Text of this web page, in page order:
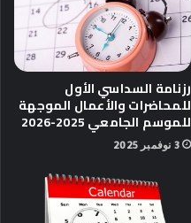
رزنامة السداسي الأول
للمحاضرات والأعمال الموجهة
للموسم الجامعي 2025-2026
3 نوفمبر 2025